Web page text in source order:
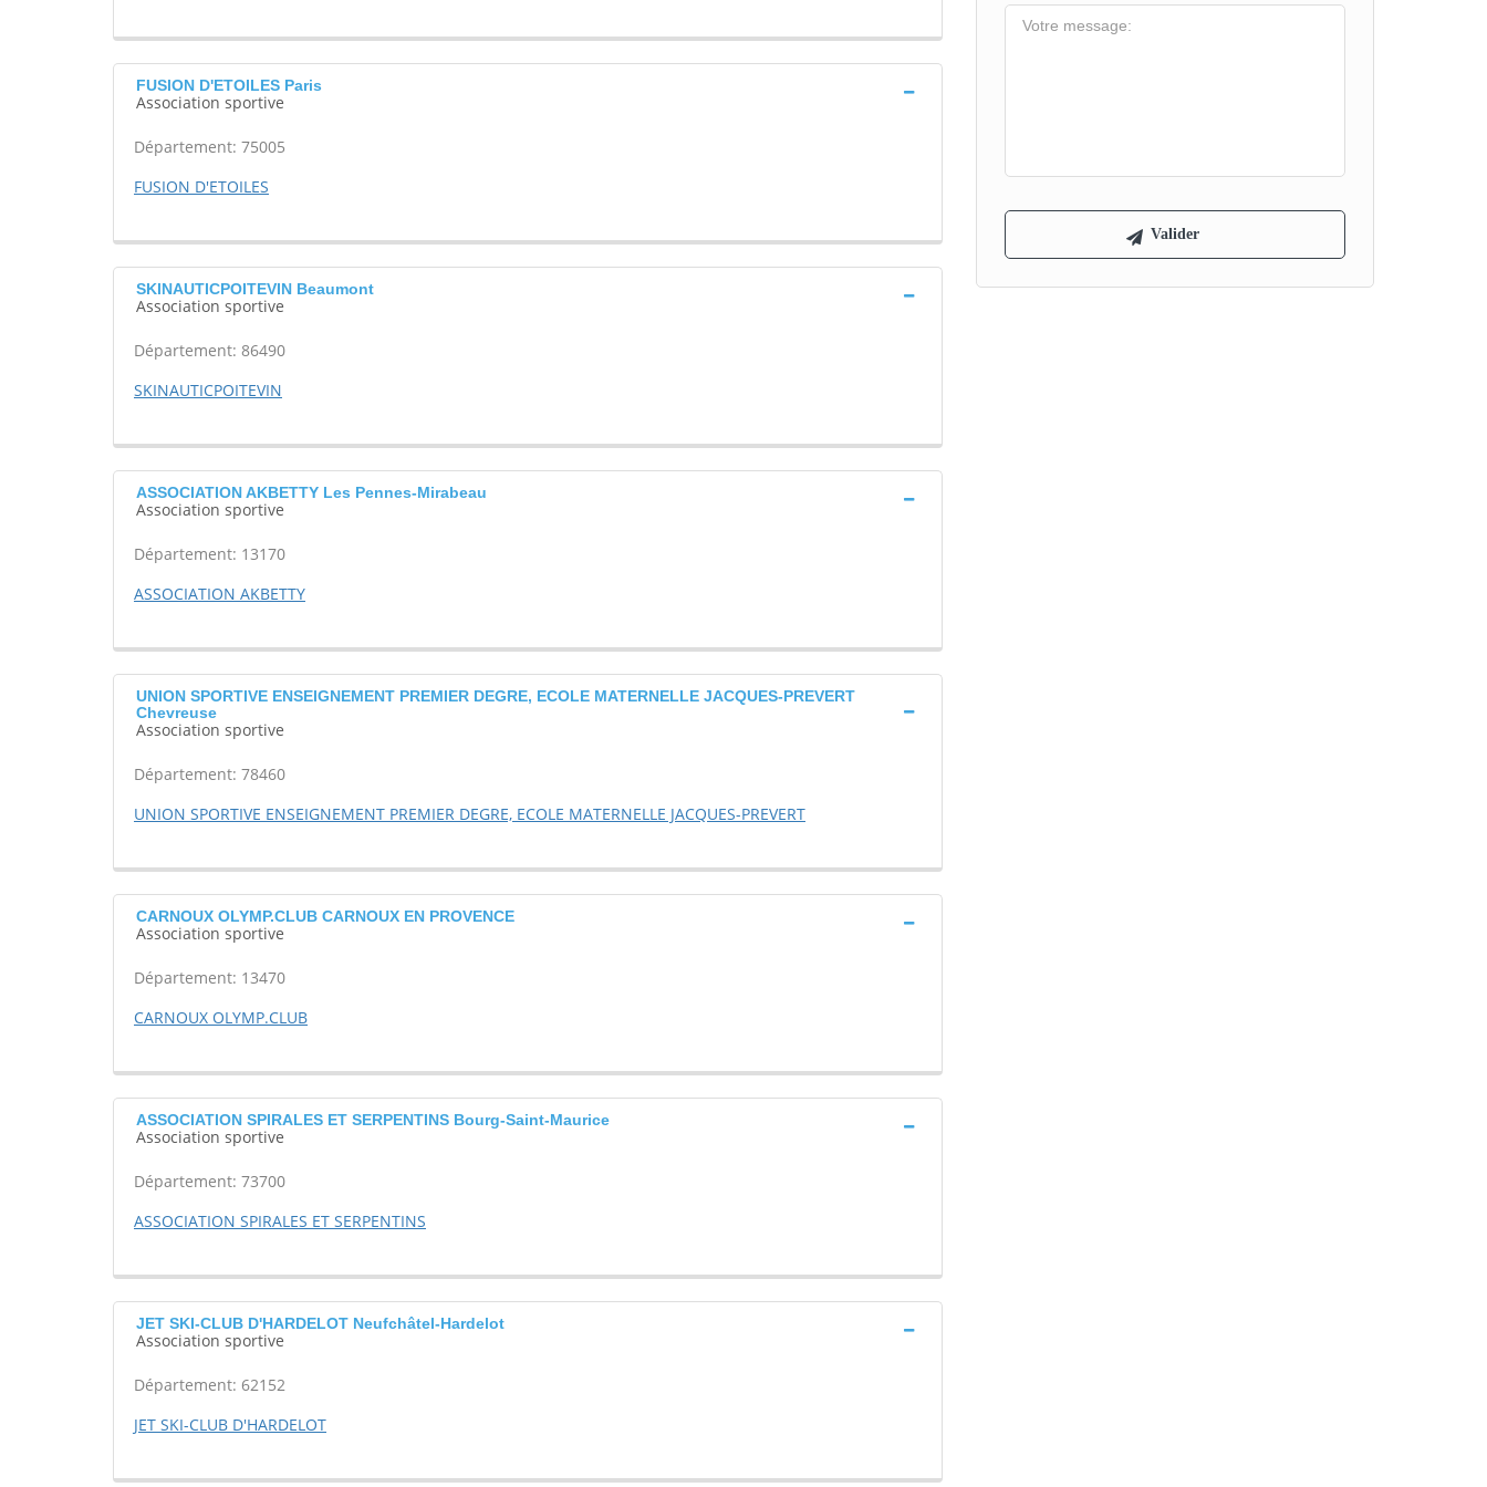
FUSION D'ETOILES Paris
Association sportive
Département: 75005
FUSION D'ETOILES
SKINAUTICPOITEVIN Beaumont
Association sportive
Département: 86490
SKINAUTICPOITEVIN
ASSOCIATION AKBETTY Les Pennes-Mirabeau
Association sportive
Département: 13170
ASSOCIATION AKBETTY
UNION SPORTIVE ENSEIGNEMENT PREMIER DEGRE, ECOLE MATERNELLE JACQUES-PREVERT
Chevreuse
Association sportive
Département: 78460
UNION SPORTIVE ENSEIGNEMENT PREMIER DEGRE, ECOLE MATERNELLE JACQUES-PREVERT
CARNOUX OLYMP.CLUB CARNOUX EN PROVENCE
Association sportive
Département: 13470
CARNOUX OLYMP.CLUB
ASSOCIATION SPIRALES ET SERPENTINS Bourg-Saint-Maurice
Association sportive
Département: 73700
ASSOCIATION SPIRALES ET SERPENTINS
JET SKI-CLUB D'HARDELOT Neufchâtel-Hardelot
Association sportive
Département: 62152
JET SKI-CLUB D'HARDELOT